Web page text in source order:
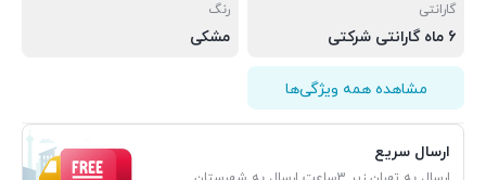
گارانتی
6 ماه گارانتی شرکتی
رنگ
مشکی
مشاهده همه ویژگی‌ها
ارسال سریع